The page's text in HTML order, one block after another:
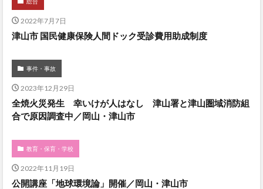
2022年7月7日
津山市 国民健康保険人間ドック受診費用助成制度
事件・事故
2023年12月29日
全焼火災発生 幸いけが人はなし 津山署と津山圏域消防組
合で原因調査中／岡山・津山市
教育・保育・学校
2022年11月19日
公開講座「地球環境論」開催／岡山・津山市